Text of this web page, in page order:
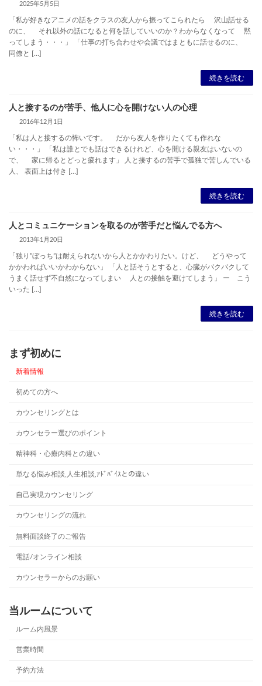
2025年5月5日
「私が好きなアニメの話をクラスの友人から振ってこられたら 沢山話せる
のに、 それ以外の話になると何を話していいのか？わからなくなって 黙
ってしまう・・・」 「仕事の打ち合わせや会議ではまともに話せるのに、
同僚と […]
続きを読む
人と接するのが苦手、他人に心を開けない人の心理
2016年12月1日
「私は人と接するの怖いです。 だから友人を作りたくても作れな
い・・・」 「私は誰とでも話はできるけれど、心を開ける親友はいないの
で、 家に帰るとどっと疲れます」 人と接するの苦手で孤独で苦しんでいる
人、 表面上は付き […]
続きを読む
人とコミュニケーションを取るのが苦手だと悩んでる方へ
2013年1月20日
「独り”ぼっち”は耐えられないから人とかかわりたい。けど、 どうやって
かかわればいいかわからない」 「人と話そうとすると、心臓がバクバクして
うまく話せず不自然になってしまい 人との接触を避けてしまう」 ー こう
いった […]
続きを読む
まず初めに
新着情報
初めての方へ
カウンセリングとは
カウンセラー選びのポイント
精神科・心療内科との違い
単なる悩み相談,人生相談,ｱﾄﾞﾊﾞｲｽとの違い
自己実現カウンセリング
カウンセリングの流れ
無料面談終了のご報告
電話/オンライン相談
カウンセラーからのお願い
当ルームについて
ルーム内風景
営業時間
予約方法